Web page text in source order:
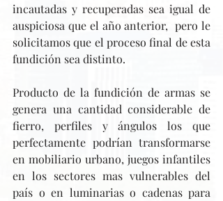
incautadas y recuperadas sea igual de
auspiciosa que el año anterior,  pero le
solicitamos que el proceso final de esta
fundición sea distinto.
Producto de la fundición de armas se
genera una cantidad considerable de
fierro, perfiles y ángulos los que
perfectamente podrían transformarse
en mobiliario urbano, juegos infantiles
en los sectores mas vulnerables del
país o en luminarias o cadenas para